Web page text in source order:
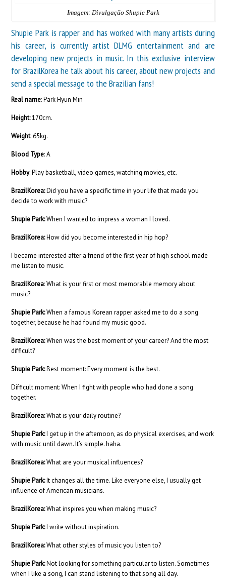
Imagem: Divulgação Shupie Park
Shupie Park is rapper and has worked with many artists during
his career, is currently artistDLMG entertainment and are
developing new projects in music. In this exclusive interview
for BrazilKorea he talk about his career, about new projects and
send a special message to the Brazilian fans!
Real name: Park Hyun Min
Height:170cm.
Weight: 65kg.
Blood Type: A
Hobby: Play basketball, video games, watching movies, etc.
BrazilKorea:Did you have a specific time in your life that made you
decide to work with music?
Shupie Park:When I wanted to impress a woman I loved.
BrazilKorea:How did you become interested in hip hop?
I became interested after a friend of the first year of high school made
me listen to music.
BrazilKorea: What is your first or most memorable memory about
music?
Shupie Park:When a famous Korean rapper asked me to do a song
together, because he had found my music good.
BrazilKorea:When was the best moment of your career? And the most
difficult?
Shupie Park:Best moment: Every moment is the best.
Difficult moment: When I fight with people who had done a song
together.
BrazilKorea:What is your daily routine?
Shupie Park:I get up in the afternoon, as do physical exercises, and work
with music until dawn. It’s simple. haha.
BrazilKorea:What are your musical influences?
Shupie Park:It changes all the time. Like everyone else, I usually get
influence of American musicians.
BrazilKorea:What inspires you when making music?
Shupie Park:I write without inspiration.
BrazilKorea:What other styles of music you listen to?
Shupie Park:Not looking for something particular to listen. Sometimes
when I like a song, I can stand listening to that song all day.